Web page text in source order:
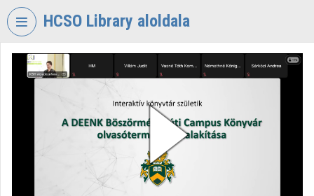
Skip header
HCSO Library aloldala
VIDEO TORIUM